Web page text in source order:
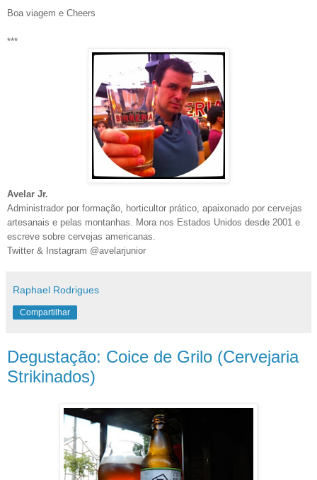
Boa viagem e Cheers
***
Avelar Jr.
Administrador por formação, horticultor prático, apaixonado por cervejas
artesanais e pelas montanhas. Mora nos Estados Unidos desde 2001 e
escreve sobre cervejas americanas.
Twitter & Instagram @avelarjunior
Raphael Rodrigues
Compartilhar
Degustação: Coice de Grilo (Cervejaria
Strikinados)